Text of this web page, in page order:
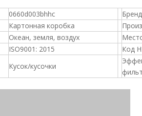
0660d003bhhc
Картонная коробка
Океан, земля, воздух
ISO9001: 2015
Код
Кусок/кусочки